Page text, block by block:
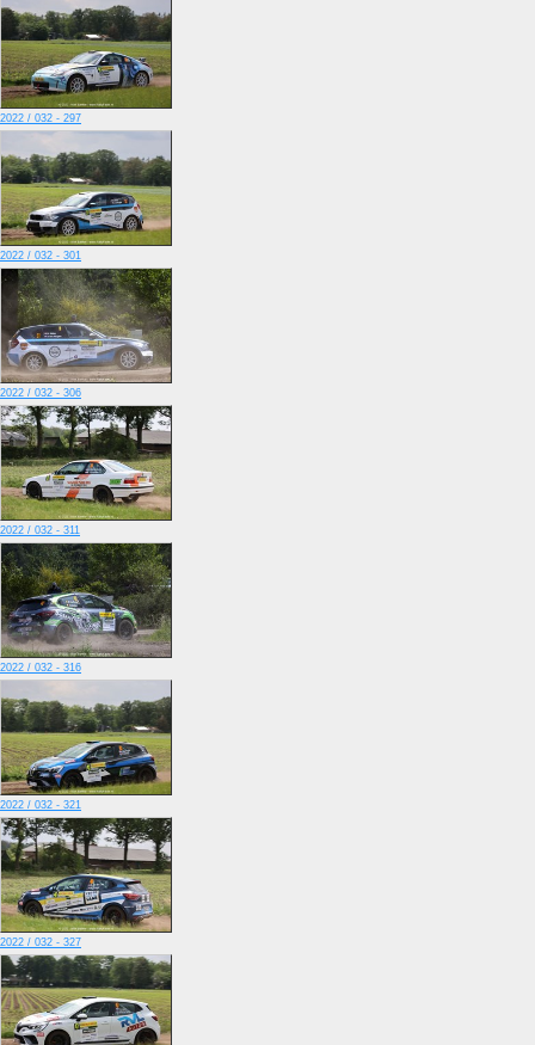
2022 / 032 - 297
2022 / 032 - 301
2022 / 032 - 306
2022 / 032 - 311
2022 / 032 - 316
2022 / 032 - 321
2022 / 032 - 327